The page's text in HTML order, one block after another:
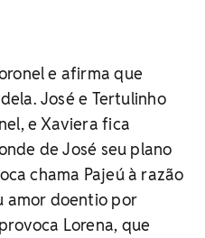
e afirma que
José e Tertulinho
e Xaviera fica
de José seu plano
chama Pajeú à razão
amor doentio por
Lorena, que